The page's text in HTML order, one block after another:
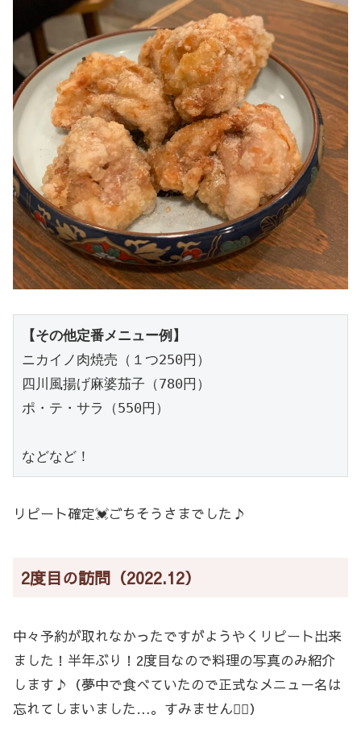
【その他定番メニュー例】
ニカイノ肉焼売（１つ250円）
四川風揚げ麻婆茄子（780円）
ポ・テ・サラ（550円）
などなど！
リピート確定💓ごちそうさまでした♪
2度目の訪問（2022.12）
中々予約が取れなかったですがようやくリピート出来
ました！半年ぶり！2度目なので料理の写真のみ紹介
します♪（夢中で食べていたので正式なメニュー名は
忘れてしまいました…。すみません🙇‍♀️）